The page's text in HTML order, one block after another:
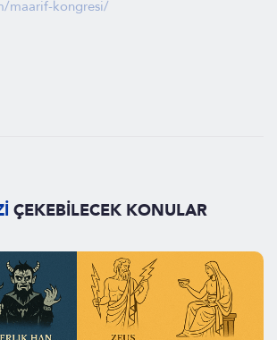
maarif-kongresi/
ÇEKEBİLECEK KONULAR